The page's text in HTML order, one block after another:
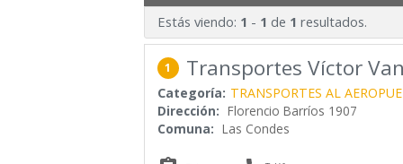
Estás viendo: 1 - 1 de 1 resultados.
1 Transportes Víctor
Categoría: TRANSPORTES AL
Dirección: Florencio Barríos 1907
Comuna: Las Condes